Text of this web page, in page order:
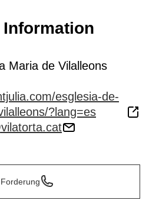
Maria de Vilalleons
esglesia-de-
?lang=es
Forderung